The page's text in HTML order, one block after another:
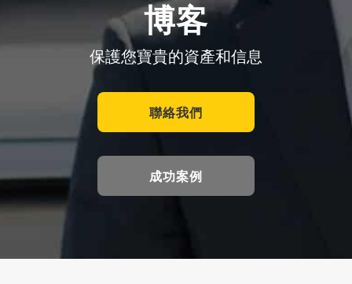
博客
保護您寶貴的資產和信息
聯絡我們
成功案例